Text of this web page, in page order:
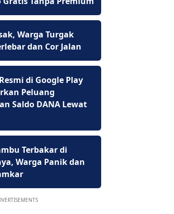
Warga Turgak
dan Cor Jalan
di Google Play
Peluang
Saldo DANA Lewat
Terbakar di
Warga Panik dan